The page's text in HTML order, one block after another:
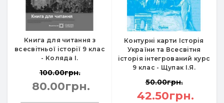
Книга для читання з
всесвітньої історії 9 клас
- Коляда І.
100.00грн.
80.00грн.
Контурні карти Історія
України та Всесвітня
історія інтегрований курс
9 клас - Щупак І.Я.
50.00грн.
42.50грн.